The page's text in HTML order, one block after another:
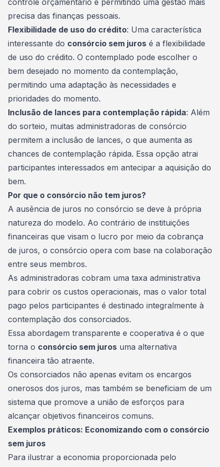
controle orçamentário e permitindo uma gestão mais
precisa das finanças pessoais.
Flexibilidade de uso do crédito: Uma característica
interessante do consórcio sem juros é a flexibilidade
de uso do crédito. O contemplado pode escolher o
bem desejado no momento da contemplação,
permitindo uma adaptação às necessidades e
prioridades do momento.
Inclusão de lances para contemplação rápida: Além
do sorteio, muitas administradoras de consórcio
permitem a inclusão de lances, o que aumenta as
chances de contemplação rápida. Essa opção atrai
participantes interessados em antecipar a aquisição do
bem.
Por que o consórcio não tem juros?
A ausência de juros no consórcio se deve à própria
natureza do modelo. Ao contrário de instituições
financeiras que visam o lucro por meio da cobrança
de juros, o consórcio opera com base na colaboração
entre seus membros.
As administradoras cobram uma taxa administrativa
para cobrir os custos operacionais, mas o valor total
pago pelos participantes é destinado integralmente à
contemplação dos consorciados.
Essa abordagem transparente e cooperativa é o que
torna o consórcio sem juros uma alternativa
financeira tão atraente.
Os consorciados não apenas evitam os encargos
onerosos dos juros, mas também se beneficiam de um
sistema que promove a união de esforços para
alcançar objetivos financeiros comuns.
Exemplos práticos: Economizando com o consórcio
sem juros
Para ilustrar a economia proporcionada pelo